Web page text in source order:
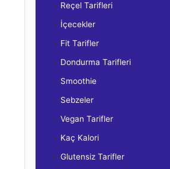
Reçel Tarifleri
İçecekler
Fit Tarifler
Dondurma Tarifleri
Smoothie
Sebzeler
Vegan Tarifler
Kaç Kalori
Glutensiz Tarifler